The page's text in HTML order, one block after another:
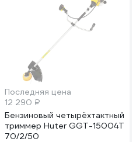
Последняя цена
12 290 ₽
Бензиновый четырёхтактный
триммер Huter GGT-15004Т
70/2/50